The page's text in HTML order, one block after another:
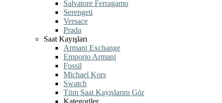
Salvatore Ferragamo
Serengeti
Versace
Prada
Saat Kayışları
Armani Exchange
Emporio Armani
Fossil
Michael Kors
Swatch
Tüm Saat Kayışlarını Gör
Kategoriler